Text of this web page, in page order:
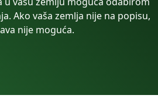
Ako vaša zemlja nije na popisu,
nije moguća.